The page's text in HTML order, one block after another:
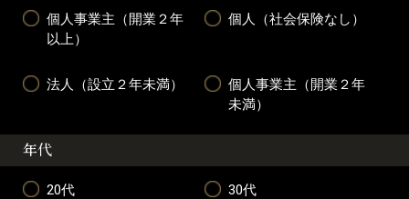
個人事業主（開業２年
以上）
個人（社会保険なし）
法人（設立２年未満）
個人事業主（開業２年
未満）
年代
20代 30代